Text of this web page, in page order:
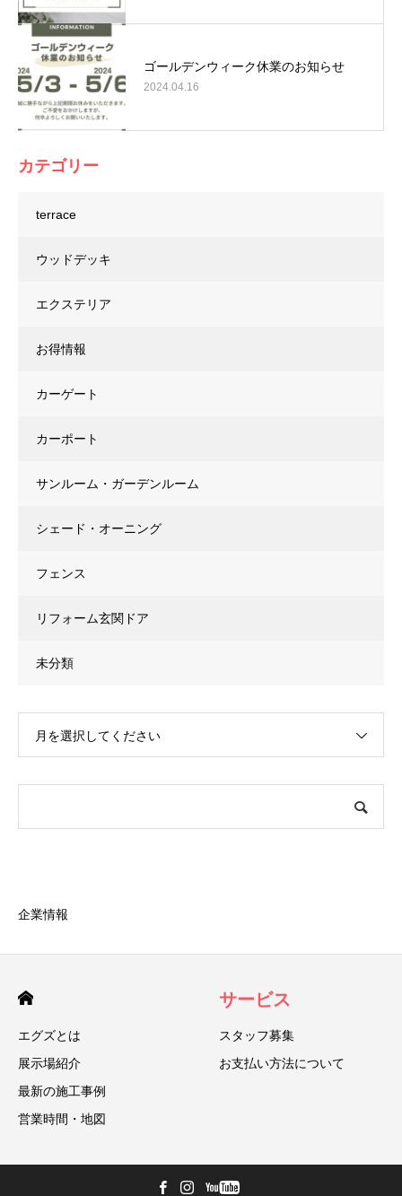
ゴールデンウィーク休業のお知らせ
2024.04.16
カテゴリー
terrace
ウッドデッキ
エクステリア
お得情報
カーゲート
カーポート
サンルーム・ガーデンルーム
シェード・オーニング
フェンス
リフォーム玄関ドア
未分類
月を選択してください
企業情報
エグズとは
展示場紹介
最新の施工事例
営業時間・地図
サービス
スタッフ募集
お支払い方法について